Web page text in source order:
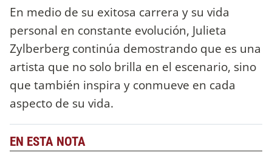
En medio de su exitosa carrera y su vida
personal en constante evolución, Julieta
Zylberberg continúa demostrando que es una
artista que no solo brilla en el escenario, sino
que también inspira y conmueve en cada
aspecto de su vida.
EN ESTA NOTA